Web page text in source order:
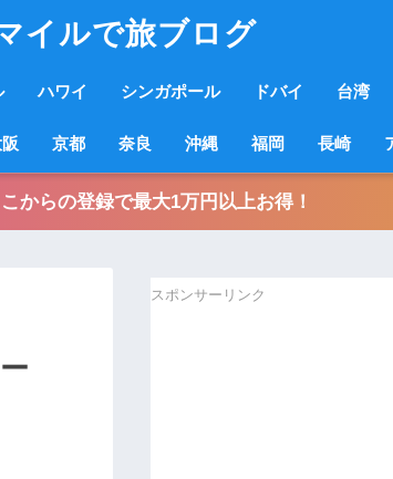
イルで旅ブログ
ハワイ シンガポール ドバイ 台湾
京都 奈良 沖縄 福岡 長崎
からの登録で最大1万円以上お得！
スポンサーリンク